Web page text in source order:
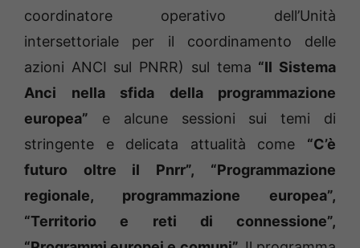
coordinatore operativo dell’Unità
intersettoriale per il coordinamento delle
azioni ANCI sul PNRR) sul tema “Il Sistema
Anci nella sfida della programmazione
europea” e alcune sessioni sui temi di
stringente e delicata attualità come “C’è
futuro oltre il Pnrr”,
“Programmazione
regionale, programmazione europea”,
“Territorio e reti di connessione”,